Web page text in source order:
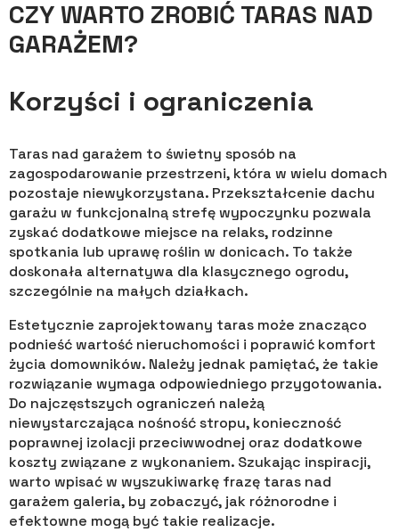
CZY WARTO ZROBIĆ TARAS NAD
GARAŻEM?
Korzyści i ograniczenia
Taras nad garażem to świetny sposób na
zagospodarowanie przestrzeni, która w wielu domach
pozostaje niewykorzystana. Przekształcenie dachu
garażu w funkcjonalną strefę wypoczynku pozwala
zyskać dodatkowe miejsce na relaks, rodzinne
spotkania lub uprawę roślin w donicach. To także
doskonała alternatywa dla klasycznego ogrodu,
szczególnie na małych działkach.
Estetycznie zaprojektowany taras może znacząco
podnieść wartość nieruchomości i poprawić komfort
życia domowników. Należy jednak pamiętać, że takie
rozwiązanie wymaga odpowiedniego przygotowania.
Do najczęstszych ograniczeń należą
niewystarczająca nośność stropu, konieczność
poprawnej izolacji przeciwwodnej oraz dodatkowe
koszty związane z wykonaniem. Szukając inspiracji,
warto wpisać w wyszukiwarkę frazę taras nad
garażem galeria, by zobaczyć, jak różnorodne i
efektowne mogą być takie realizacje.